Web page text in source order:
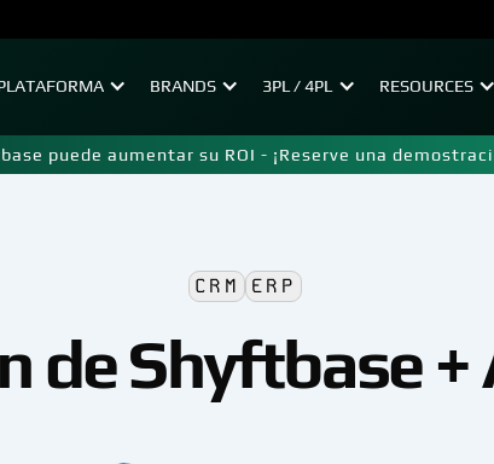
BRANDS 3PL / 4PL RESOURCES
puede aumentar su ROI - ¡Reserve una
CRM ERP
de Shyftbase +